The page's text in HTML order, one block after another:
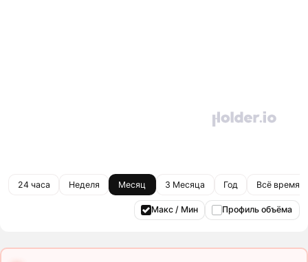
24 часа Неделя Месяц 3 Месяца Год Всё время
Макс / Мин Профиль объёма